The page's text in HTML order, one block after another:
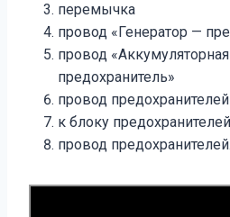
перемычка
провод «Генератор —
провод
предохранитель»
провод предохранителей
к блоку
провод предохранителей.